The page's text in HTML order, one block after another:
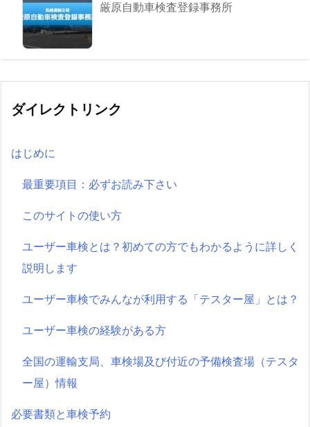
厳原自動車検査登録事務所
ダイレクトリンク
はじめに
最重要項目：必ずお読み下さい
このサイトの使い方
ユーザー車検とは？初めての方でもわかるように詳しく
説明します
ユーザー車検でみんなが利用する「テスター屋」とは？
ユーザー車検の経験がある方
全国の運輸支局、車検場及び付近の予備検査場（テスタ
ー屋）情報
必要書類と車検予約